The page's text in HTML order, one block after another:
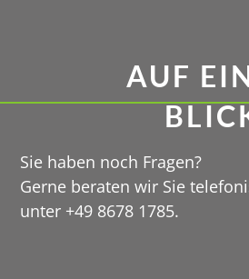
AUF
Sie haben noch Fragen?
Gerne beraten wir Sie
unter +49 8678 1785.